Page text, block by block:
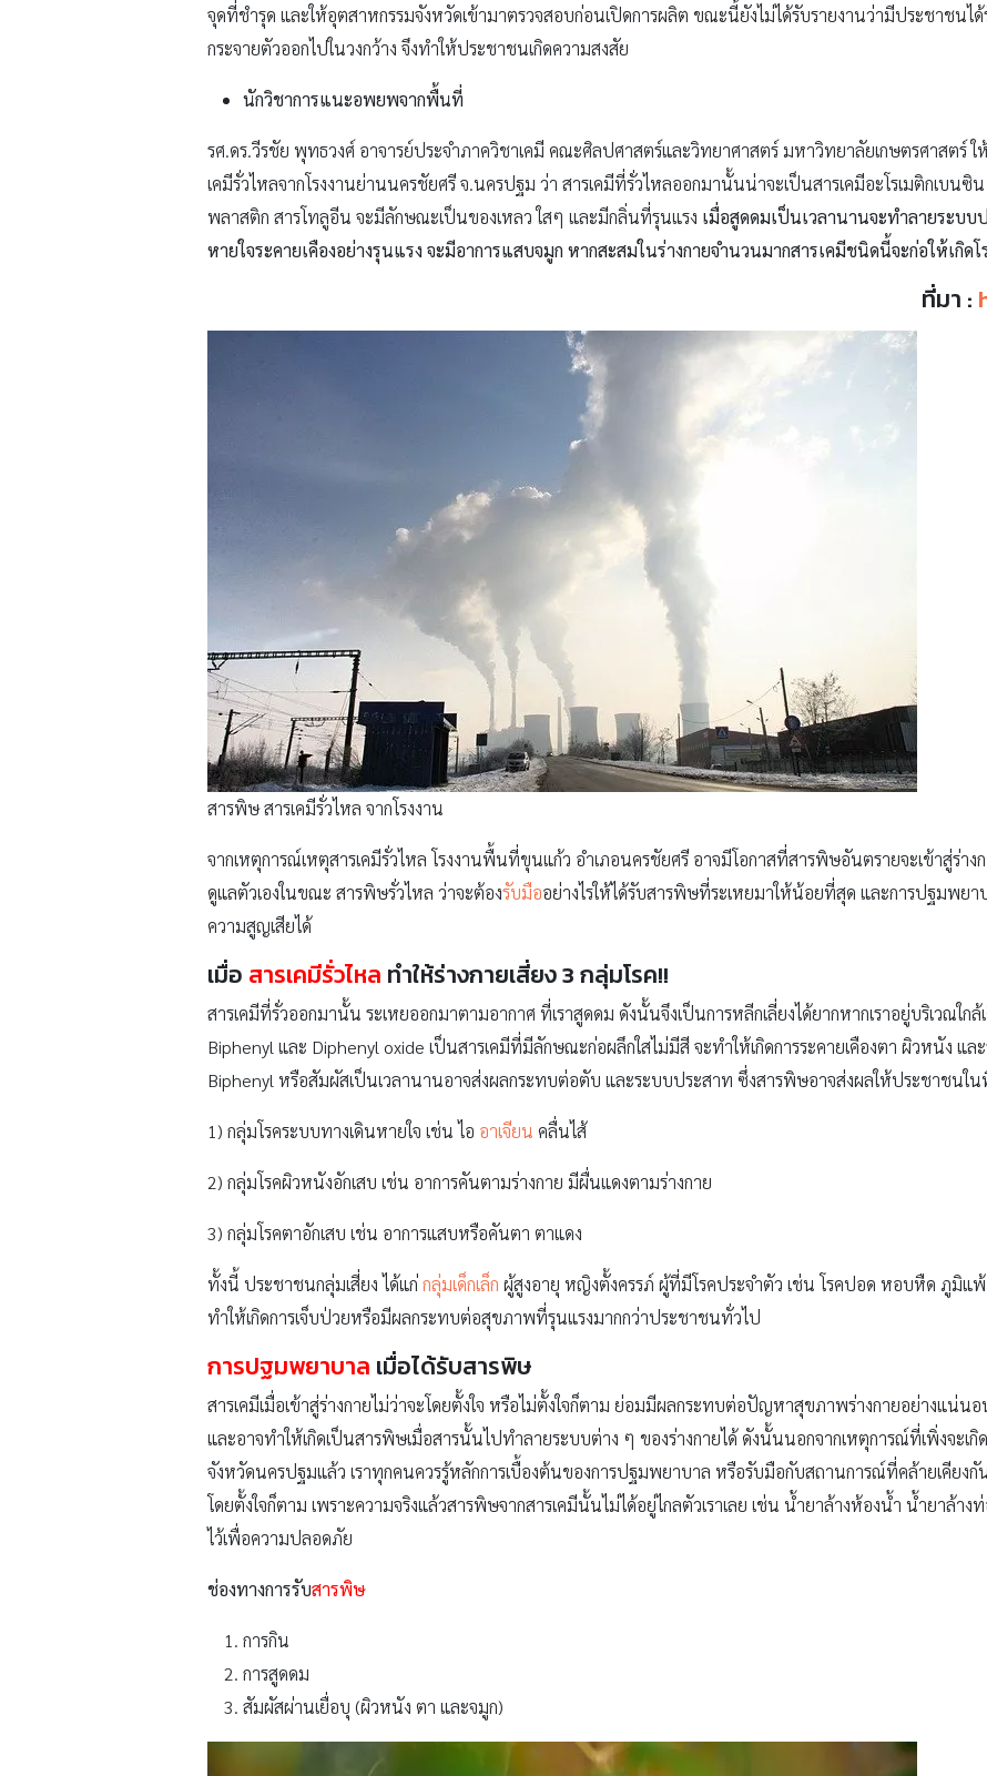
จุดที่ชำรุด และให้อุตสาหกรรมจังหวัดเข้ามาตรวจสอบก่อนเปิดการผลิต ขณะนี้ยังไม่ได้รับรายงานว่ามีประชาชนไ
กระจายตัวออกไปในวงกว้าง จึงทำให้ประชาชนเกิดความสงสัย
นักวิชาการแนะอพยพจากพื้นที่
รศ.ดร.วีรชัย พุทธวงศ์ อาจารย์ประจำภาควิชาเคมี คณะศิลปศาสตร์และวิทยาศาสตร์ มหาวิทยาลัยเกษตรศาสตร์
เคมีรั่วไหลจากโรงงานย่านนครชัยศรี จ.นครปฐม ว่า สารเคมีที่รั่วไหลออกมานั้นน่าจะเป็นสารเคมีอะโรเมติกเบน
พลาสติก สารโทลูอีน จะมีลักษณะเป็นของเหลว ใสๆ และมีกลิ่นที่รุนแรง เมื่อสูดดมเป็นเวลานานจะทำลายระบ
หายใจระคายเคืองอย่างรุนแรง จะมีอาการแสบจมูก หากสะสมในร่างกายจำนวนมากสารเคมีชนิดนี้จะก่อให้เกิดโ
ที่มา :
สารพิษ สารเคมีรั่วไหล จากโรงงาน
จากเหตุการณ์เหตุสารเคมีรั่วไหล โรงงานพื้นที่ขุนแก้ว อำเภอนครชัยศรี อาจมีโอกาสที่สารพิษอันตรายจะเข้าสู่ร่าง
ดูแลตัวเองในขณะ สารพิษรั่วไหล ว่าจะต้องรับมืออย่างไรให้ได้รับสารพิษที่ระเหยมาให้น้อยที่สุด และการปฐมพยา
ความสูญเสียได้
เมื่อ สารเคมีรั่วไหล ทำให้ร่างกายเสี่ยง 3 กลุ่มโรค!!
สารเคมีที่รั่วออกมานั้น ระเหยออกมาตามอากาศ ที่เราสูดดม ดังนั้นจึงเป็นการหลีกเลี่ยงได้ยากหากเราอยู่บริเวณใก
Biphenyl และ Diphenyl oxide เป็นสารเคมีที่มีลักษณะก่อผลึกใสไม่มีสี จะทำให้เกิดการระคายเคืองตา ผิวหนัง แล
Biphenyl หรือสัมผัสเป็นเวลานานอาจส่งผลกระทบต่อตับ และระบบประสาท ซึ่งสารพิษอาจส่งผลให้ประชาชนใ
1) กลุ่มโรคระบบทางเดินหายใจ เช่น ไอ อาเจียน คลื่นไส้
2) กลุ่มโรคผิวหนังอักเสบ เช่น อาการคันตามร่างกาย มีผื่นแดงตามร่างกาย
3) กลุ่มโรคตาอักเสบ เช่น อาการแสบหรือคันตา ตาแดง
ทั้งนี้ ประชาชนกลุ่มเสี่ยง ได้แก่กลุ่มเด็กเล็ก ผู้สูงอายุ หญิงตั้งครรภ์ ผู้ที่มีโรคประจำตัว เช่น โรคปอด หอบหืด ภูมิแ
ทำให้เกิดการเจ็บป่วยหรือมีผลกระทบต่อสุขภาพที่รุนแรงมากกว่าประชาชนทั่วไป
การปฐมพยาบาล เมื่อได้รับสารพิษ
สารเคมีเมื่อเข้าสู่ร่างกายไม่ว่าจะโดยตั้งใจ หรือไม่ตั้งใจก็ตาม ย่อมมีผลกระทบต่อปัญหาสุขภาพร่างกายอย่างแน่นอ
และอาจทำให้เกิดเป็นสารพิษเมื่อสารนั้นไปทำลายระบบต่าง ๆ ของร่างกายได้ ดังนั้นนอกจากเหตุการณ์ที่เพิ่งจะเ
จังหวัดนครปฐมแล้ว เราทุกคนควรรู้หลักการเบื้องต้นของการปฐมพยาบาล หรือรับมือกับสถานการณ์ที่คล้ายเคียง
โดยตั้งใจก็ตาม เพราะความจริงแล้วสารพิษจากสารเคมีนั้นไม่ได้อยู่ไกลตัวเราเลย เช่น น้ำยาล้างห้องน้ำ น้ำยาล้าง
ไว้เพื่อความปลอดภัย
ช่องทางการรับสารพิษ
การกิน
การสูดดม
สัมผัสผ่านเยื่อบุ (ผิวหนัง ตา และจมูก)